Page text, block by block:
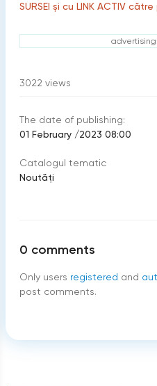
SURSEI și cu LINK ACTIV
3022 views
The date of publishing:
01 February /2023 08:00
Catalogul tematic
Noutăți
0 comments
Only users registered and
post comments.